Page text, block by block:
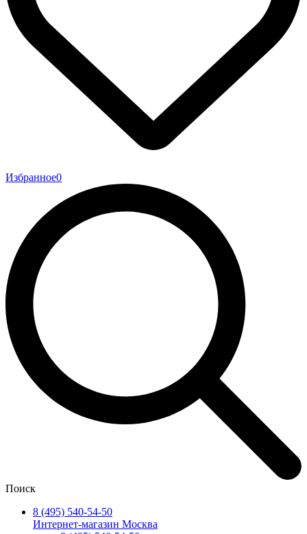
Избранное0
Поиск
8 (495) 540-54-50
Интернет-магазин Москва